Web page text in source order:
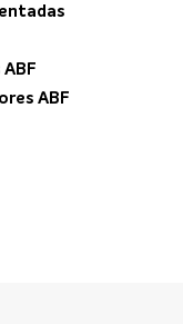
ABF